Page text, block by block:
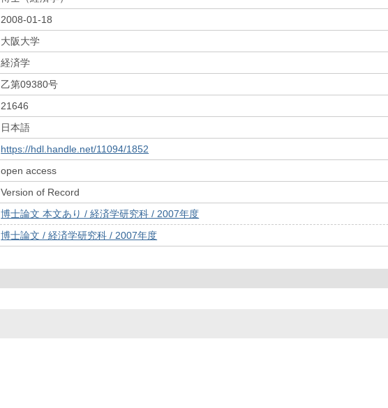
2008-01-18
大阪大学
経済学
乙第09380号
21646
日本語
https://hdl.handle.net/11094/1852
open access
Version of Record
博士論文 本文あり / 経済学研究科 / 2007年度
博士論文 / 経済学研究科 / 2007年度